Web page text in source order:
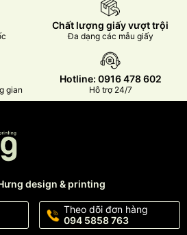
Chất lượng giấy vượt trội
Đa dạng các mẫu giấy
gian
Hotline: 0916 478 602
Hỗ trợ 24/7
design & printing
Theo dõi đơn hàng
094 5858 763